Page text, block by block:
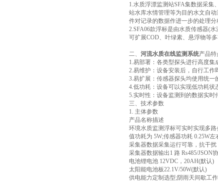
1.水质浮漂监测站SFA集数据采
站水库水情管理等为目的水文自
件对记录的数据作进一步的处理分
2.SFA06款浮标是由水质传感器(
可扩展COD、叶绿素、悬浮物等
二、 河流水质在线监测系统产品特
1.易部署：各类型探头进行高度
2.易维护：设备安装后，自行工
3.易扩展：传感器探头均使用统
4.低功耗：设备可以实现低功耗
5.实时性：设备监测到的数据实
三、技术参数
1. 主体参数
产品名称描述
环境水质监测浮标可实时实现多
值功耗为 5W;传感器功耗 0.25W左
采集器数据采集运行可靠，抗干
采集器数据输出1 路 Rs485/JSON
电池锂电池 12VDC，20AH(默认)
太阳能电池板22.1V/50W(默认)
供电能力定制选型;阴雨天间歇工